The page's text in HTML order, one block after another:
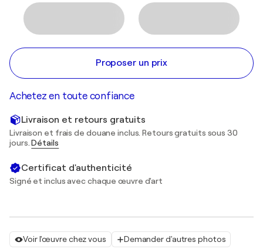
Voir l'œuvre chez vous Demander d'autres photos
Proposer un prix
Achetez en toute confiance
Livraison et retours gratuits
Livraison et frais de douane inclus. Retours gratuits sous 30
jours.Détails
Certificat d'authenticité
Signé et inclus avec chaque œuvre d'art